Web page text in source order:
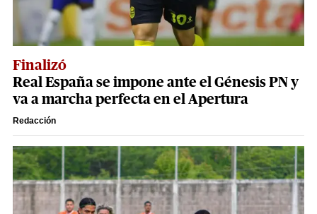
Finalizó
Real España se impone ante el Génesis PN y
va a marcha perfecta en el Apertura
Redacción